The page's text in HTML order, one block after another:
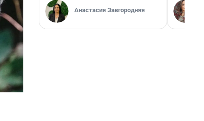
Анастасия Завгородняя